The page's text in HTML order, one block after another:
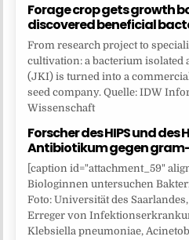
Forage crop gets growth
discovered beneficial
From research project to
cultivation: a bacterium isolated
(JKI) is turned into a
seed company. Quelle: IDW
Wissenschaft
Forscher des HIPS und des
Antibiotikum gegen
[caption id="attachment_59"
Biologinnen untersuchen
Foto: Universität des
Erreger von
Klebsiella pneumoniae,